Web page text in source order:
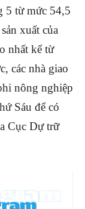
5 từ mức 54,5
xuất của
nhất kể từ
các nhà giao
nông nghiệp
Sáu để có
Cục Dự trữ